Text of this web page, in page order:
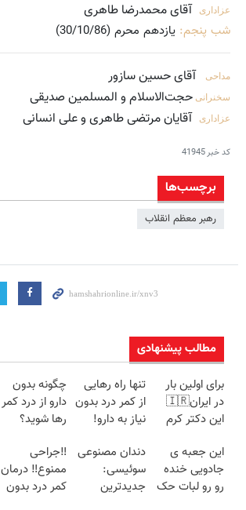
عزاداری آقای محمدرضا طاهری
شب پنجم: یازدهم محرم (30/10/86)
مداحی آقای حسین سازور
سخنرانی حجت‌الاسلام و المسلمین صدیقی
عزاداری آقایان مرتضی طاهری و علی انسانی
کد خبر41945
برچسب‌ها
رهبر معظم انقلاب
مطالب پیشنهادی
برای اولین بار
در ایران🇮🇷
این دکتر کرم
روزه ساخت!
تنها راه رهایی
از کمر درد بدون
نیاز به دارو!
چگونه بدون
دارو از درد کمر
رها شوید؟
رو پرکن)
این جعبه ی
جادویی خنده
رو رو لبات حک
دندان مصنوعی
سوئیسی:
جدیدترین
‼️جراحی
ممنوع‼️ درمان
کمر درد بدون